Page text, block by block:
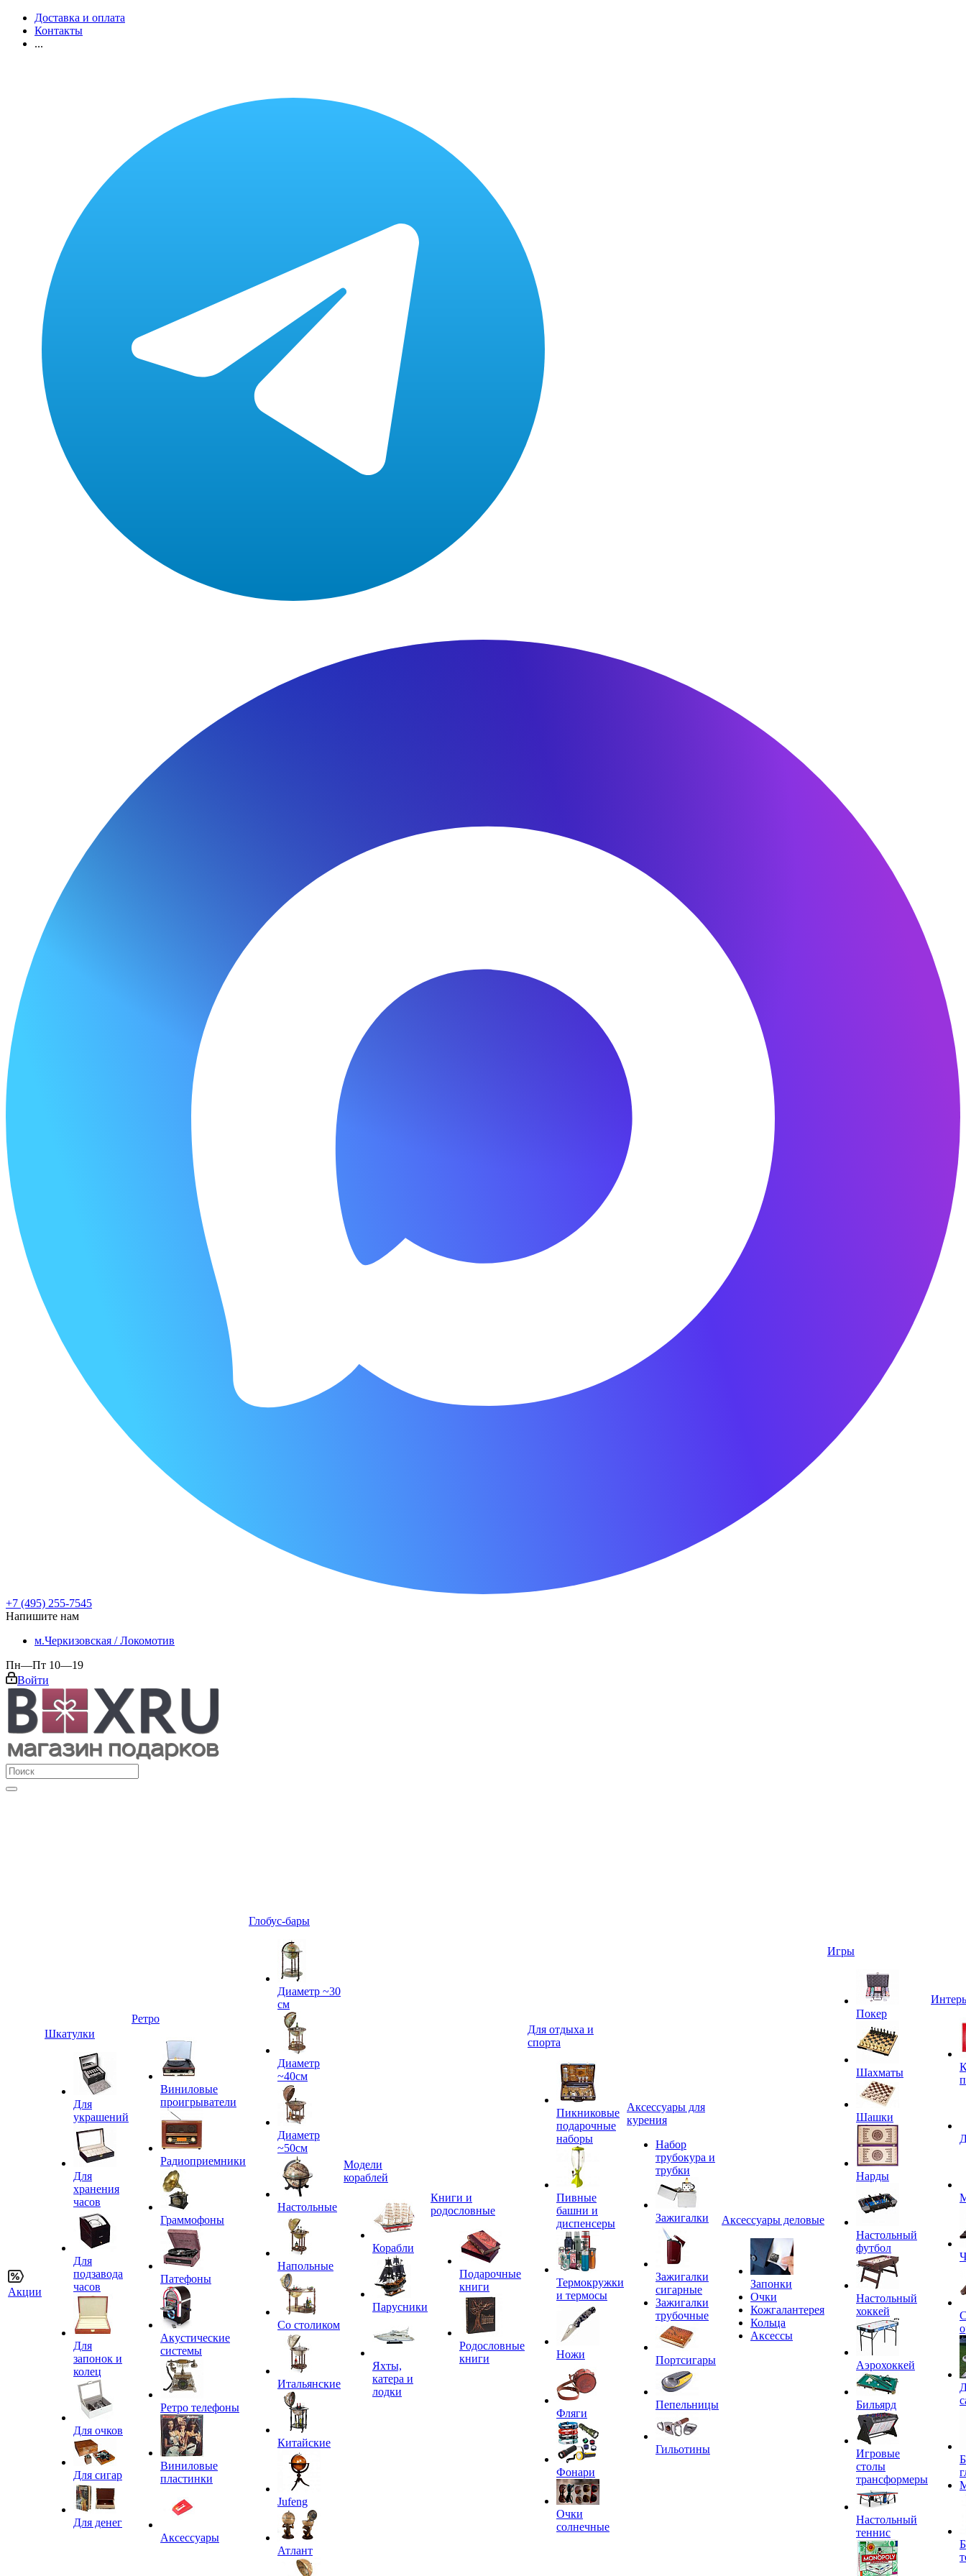
Доставка и оплата
Контакты
...
+7 (495) 255-7545
Напишите нам
м.Черкизовская / Локомотив
Пн—Пт 10—19
Войти
Акции
Шкатулки
Для
украшений
Для
хранения
часов
Для
подзавода
часов
Для
запонок и
колец
Для очков
Для сигар
Для денег
Ретро
Виниловые
проигрыватели
Радиоприемники
Граммофоны
Патефоны
Акустические
системы
Ретро телефоны
Виниловые
пластинки
Аксессуары
Глобус-бары
Диаметр ~30
см
Диаметр
~40см
Диаметр
~50см
Настольные
Напольные
Со столиком
Итальянские
Китайские
Jufeng
Атлант
Модели
кораблей
Корабли
Парусники
Яхты,
катера и
лодки
Книги и
родословные
Подарочные
книги
Родословные
книги
Для отдыха и
спорта
Пикниковые
подарочные
наборы
Пивные
башни и
диспенсеры
Термокружки
и термосы
Ножи
Фляги
Фонари
Очки
солнечные
Аксессуары для
курения
Набор
трубокура и
трубки
Зажигалки
Зажигалки
сигарные
Зажигалки
трубочные
Портсигары
Пепельницы
Гильотины
Аксессуары деловые
Запонки
Очки
Кожгалантерея
Кольца
Аксессы
Игры
Покер
Шахматы
Шашки
Нарды
Настольный
футбол
Настольный
хоккей
Аэрохоккей
Бильярд
Игровые
столы
трансформеры
Настольный
теннис